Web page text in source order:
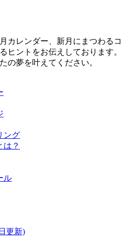
カレンダー、新月にまつわるコ
ヒントをお伝えしております。
の夢を叶えてください。
ング
は？
ル
更新)